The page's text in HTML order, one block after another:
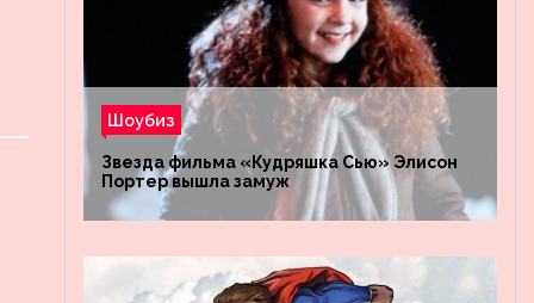
Шоубиз
Звезда фильма «Кудряшка Сью» Элисон
Портер вышла замуж